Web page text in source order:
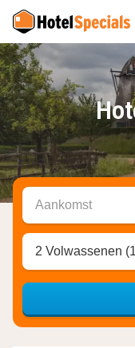
Aankomst
2 Volwassenen